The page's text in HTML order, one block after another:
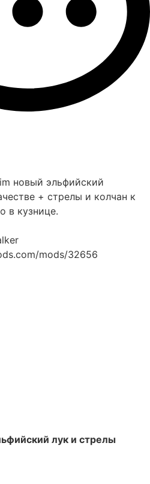
новый эльфийский
+ стрелы и колчан к
в кузнице.
mods/32656
лук и стрелы